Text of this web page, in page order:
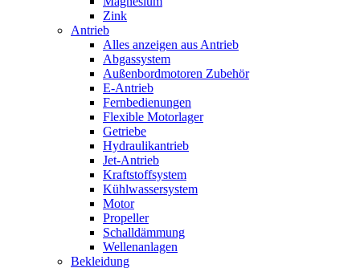
Zink
Antrieb
Alles anzeigen aus Antrieb
Abgassystem
Außenbordmotoren Zubehör
E-Antrieb
Fernbedienungen
Flexible Motorlager
Getriebe
Hydraulikantrieb
Jet-Antrieb
Kraftstoffsystem
Kühlwassersystem
Motor
Propeller
Schalldämmung
Wellenanlagen
Bekleidung